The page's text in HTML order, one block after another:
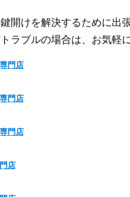
開けを解決するために出
ラブルの場合は、お気軽
門店
門店
門店
店